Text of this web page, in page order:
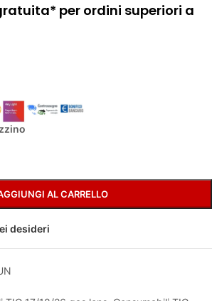
per ordini superiori a
AL CARRELLO
desideri